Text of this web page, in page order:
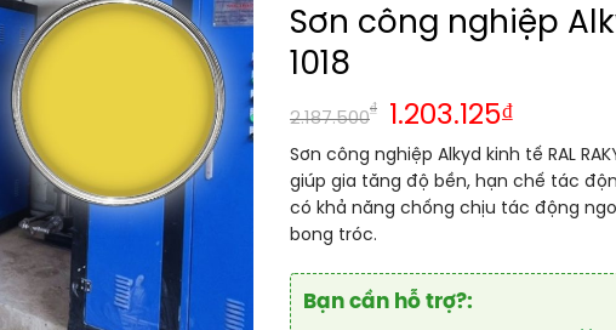
Sơn công nghiệp
1018
2.187.500
₫ 1.203.125₫
Sơn công nghiệp Alkyd kinh tế RAL
giúp gia tăng độ bền, hạn chế tác
có khả năng chống chịu tác động
bong tróc.
Bạn cần hỗ trợ?: